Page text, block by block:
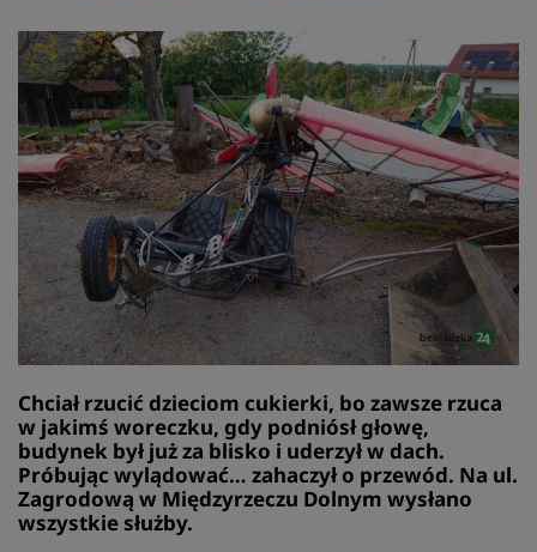
Chciał rzucić dzieciom cukierki, bo zawsze rzuca
w jakimś woreczku, gdy podniósł głowę,
budynek był już za blisko i uderzył w dach.
Próbując wylądować… zahaczył o przewód. Na ul.
Zagrodową w Międzyrzeczu Dolnym wysłano
wszystkie służby.